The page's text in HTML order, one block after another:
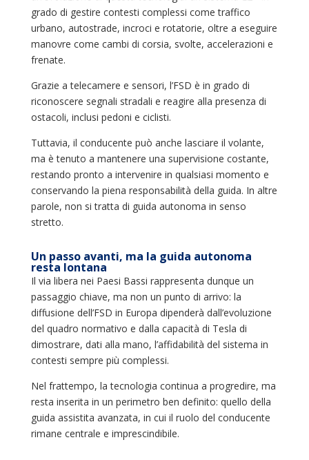
grado di gestire contesti complessi come traffico
urbano, autostrade, incroci e rotatorie, oltre a eseguire
manovre come cambi di corsia, svolte, accelerazioni e
frenate.
Grazie a telecamere e sensori, l’FSD è in grado di
riconoscere segnali stradali e reagire alla presenza di
ostacoli, inclusi pedoni e ciclisti.
Tuttavia, il conducente può anche lasciare il volante,
ma è tenuto a mantenere una supervisione costante,
restando pronto a intervenire in qualsiasi momento e
conservando la piena responsabilità della guida. In altre
parole, non si tratta di guida autonoma in senso
stretto.
Un passo avanti, ma la guida autonoma
resta lontana
Il via libera nei Paesi Bassi rappresenta dunque un
passaggio chiave, ma non un punto di arrivo: la
diffusione dell’FSD in Europa dipenderà dall’evoluzione
del quadro normativo e dalla capacità di Tesla di
dimostrare, dati alla mano, l’affidabilità del sistema in
contesti sempre più complessi.
Nel frattempo, la tecnologia continua a progredire, ma
resta inserita in un perimetro ben definito: quello della
guida assistita avanzata, in cui il ruolo del conducente
rimane centrale e imprescindibile.